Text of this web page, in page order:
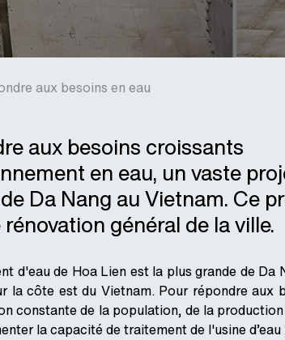
aux besoins en eau
aux besoins croissants
en eau, un vaste
Da Nang au Vietnam. Ce
général de la ville.
d'eau de Hoa Lien est la plus grande de Da
la côte est du Vietnam. Pour répondre aux
constante de la population, de la
la capacité de traitement de l'usine